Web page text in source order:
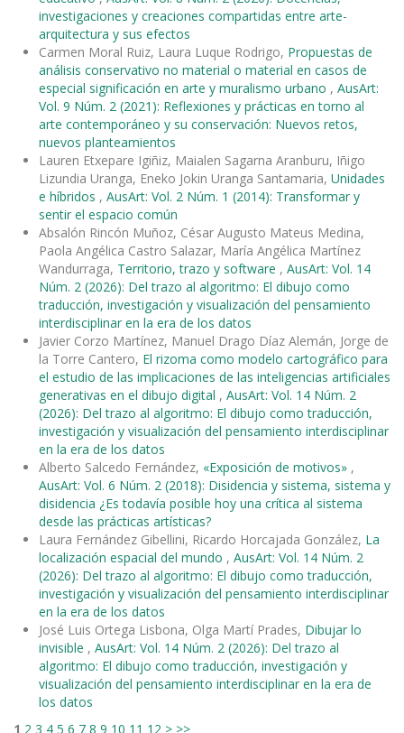
investigaciones y creaciones compartidas entre arte-
arquitectura y sus efectos
Carmen Moral Ruiz, Laura Luque Rodrigo, Propuestas de
análisis conservativo no material o material en casos de
especial significación en arte y muralismo urbano , AusArt:
Vol. 9 Núm. 2 (2021): Reflexiones y prácticas en torno al
arte contemporáneo y su conservación: Nuevos retos,
nuevos planteamientos
Lauren Etxepare Igiñiz, Maialen Sagarna Aranburu, Iñigo
Lizundia Uranga, Eneko Jokin Uranga Santamaria, Unidades
e híbridos , AusArt: Vol. 2 Núm. 1 (2014): Transformar y
sentir el espacio común
Absalón Rincón Muñoz, César Augusto Mateus Medina,
Paola Angélica Castro Salazar, María Angélica Martínez
Wandurraga, Territorio, trazo y software , AusArt: Vol. 14
Núm. 2 (2026): Del trazo al algoritmo: El dibujo como
traducción, investigación y visualización del pensamiento
interdisciplinar en la era de los datos
Javier Corzo Martínez, Manuel Drago Díaz Alemán, Jorge de
la Torre Cantero, El rizoma como modelo cartográfico para
el estudio de las implicaciones de las inteligencias artificiales
generativas en el dibujo digital , AusArt: Vol. 14 Núm. 2
(2026): Del trazo al algoritmo: El dibujo como traducción,
investigación y visualización del pensamiento interdisciplinar
en la era de los datos
Alberto Salcedo Fernández, «Exposición de motivos» ,
AusArt: Vol. 6 Núm. 2 (2018): Disidencia y sistema, sistema y
disidencia ¿Es todavía posible hoy una crítica al sistema
desde las prácticas artísticas?
Laura Fernández Gibellini, Ricardo Horcajada González, La
localización espacial del mundo , AusArt: Vol. 14 Núm. 2
(2026): Del trazo al algoritmo: El dibujo como traducción,
investigación y visualización del pensamiento interdisciplinar
en la era de los datos
José Luis Ortega Lisbona, Olga Martí Prades, Dibujar lo
invisible , AusArt: Vol. 14 Núm. 2 (2026): Del trazo al
algoritmo: El dibujo como traducción, investigación y
visualización del pensamiento interdisciplinar en la era de
los datos
1 2 3 4 5 6 7 8 9 10 11 12 > >>